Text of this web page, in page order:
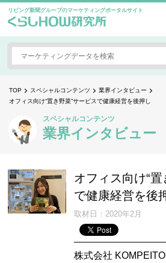
リビング新聞グループのマーケティングポータルサイト
TOP スペシャルコンテンツ
業界インタビュー
オフィス向け“置き野菜”サービスで健康経営を後押し
スペシャルコンテンツ
業界インタビュー
オフィス向け“
で健康経営を後
取材日： 2020年2月
株式会社 KOMPEITO